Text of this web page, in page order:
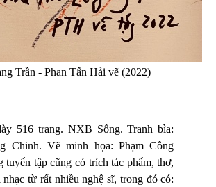
Trần - Phan Tấn Hải vẽ (2022)
516 trang. NXB Sống. Tranh bìa:
Chinh. Vẽ minh họa: Phạm Công
tuyển tập cũng có trích tác phẩm, thơ,
từ rất nhiều nghệ sĩ, trong đó có: